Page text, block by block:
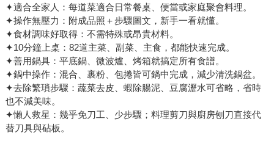
✦適合全家人：每道菜適合日常餐桌、便當或家庭聚會料理。
✦操作無壓力：附成品照＋步驟圖文，新手一看就懂。
✦食材調味好取得：不需特殊或昂貴材料。
✦10分鐘上桌：82道主菜、副菜、主食，都能快速完成。
✦善用鍋具：平底鍋、微波爐、烤箱就搞定所有食譜。
✦鍋中操作：混合、裹粉、包捲皆可鍋中完成，減少清洗鍋盆。
✦去除繁瑣步驟：蔬菜去皮、蝦除腸泥、豆腐瀝水可省略，省時
也不減美味。
✦懶人救星：幾乎免刀工、少步驟；料理剪刀與廚房刨刀直接代
替刀具與砧板。